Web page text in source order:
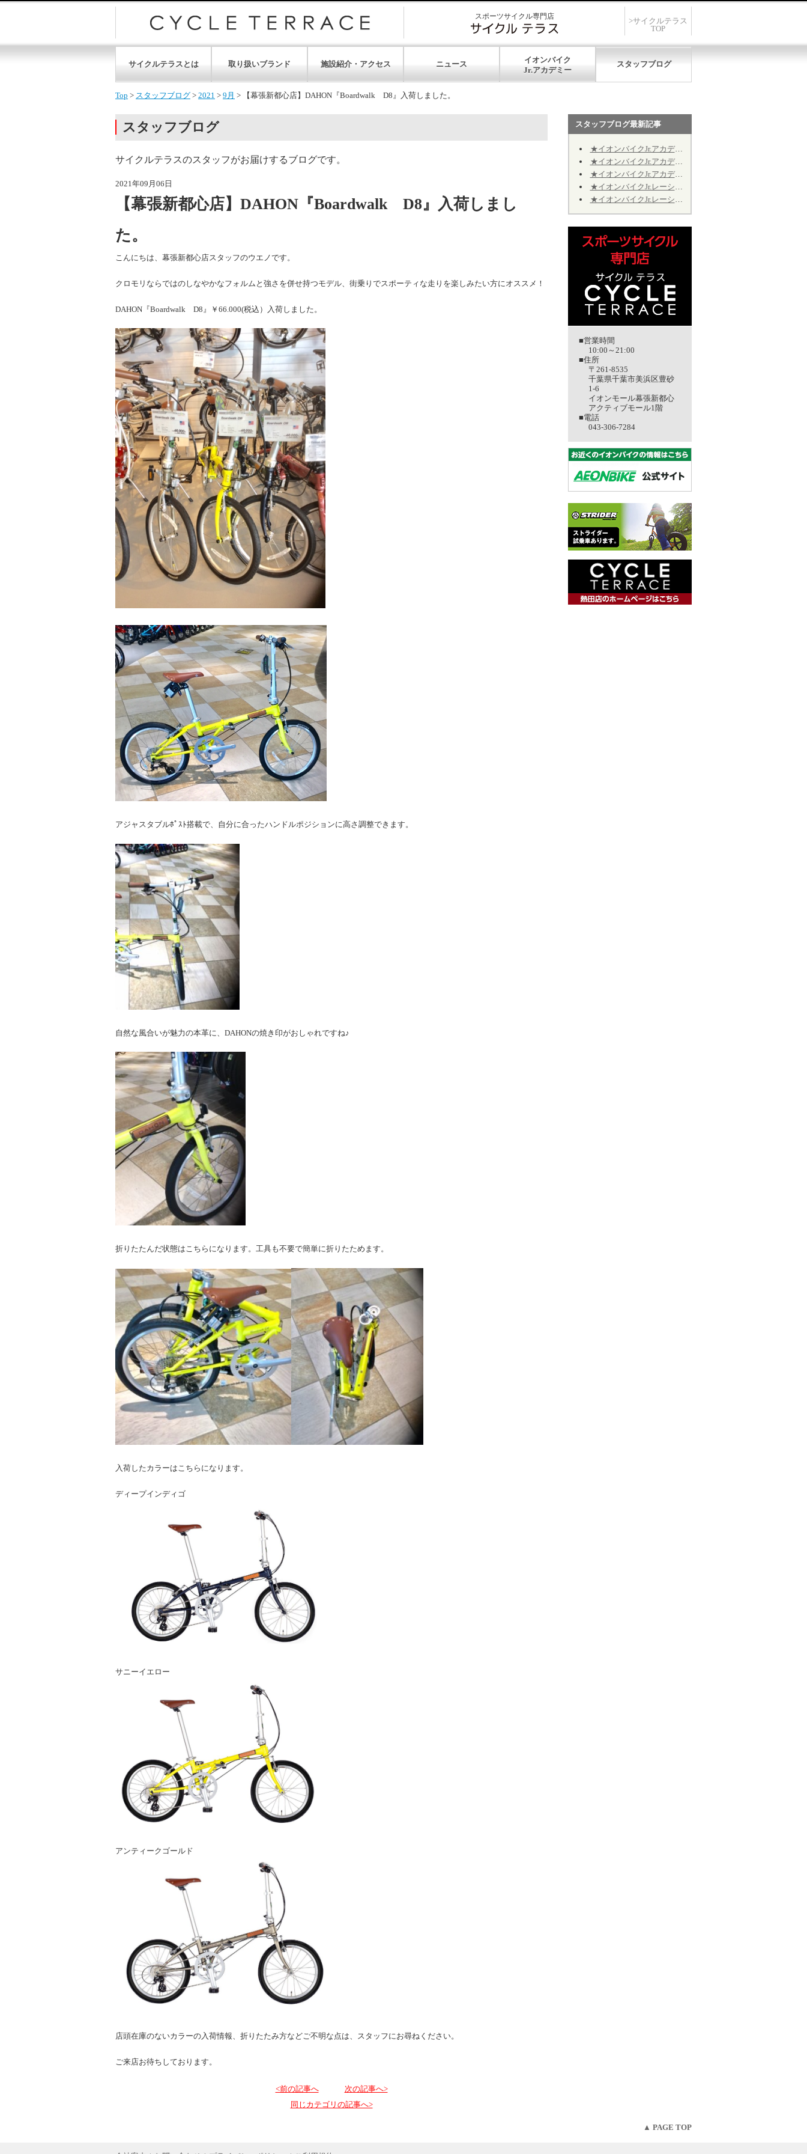
スポーツサイクル専門店
>サイクルテラス
TOP
サイクルテラスとは 取り扱いブランド 施設紹介・アクセス ニュース イオンバイク スタッフブログ
Top > スタッフブログ > 2021 > 9月 > 【幕張新都心店】DAHON『Boardwalk D8』入荷しました。
スタッフブログ
サイクルテラスのスタッフがお届けするブログです。
2021年09月06日
【幕張新都心店】DAHON『Boardwalk D8』入荷しまし
た。
こんにちは、幕張新都心店スタッフのウエノです。
クロモリならではのしなやかなフォルムと強さを併せ持つモデル、街乗りでスポーティな走りを楽しみたい方にオススメ！
DAHON『Boardwalk D8』￥66.000(税込）入荷しました。
アジャスタブルﾎﾟｽﾄ搭載で、自分に合ったハンドルポジションに高さ調整できます。
自然な風合いが魅力の本革に、DAHONの焼き印がおしゃれですね♪
折りたたんだ状態はこちらになります。工具も不要で簡単に折りたためます。
入荷したカラーはこちらになります。
ディープインディゴ
サニーイエロー
アンティークゴールド
店頭在庫のないカラーの入荷情報、折りたたみ方などご不明な点は、スタッフにお尋ねください。
ご来店お待ちしております。
<前の記事へ
次の記事へ>
同じカテゴリの記事へ>
スタッフブログ最新記事
★イオンバイクJr.アカデミー★第12期★第５回★明日7/19、開催致します★
★イオンバイクJr.アカデミー★第12期★第４回★明日7/11、振り替え開催致します★
★イオンバイクJr.アカデミー★第12期★2026年9月の開催日程のお知らせ
★イオンバイクJr.レーシング★第10期★2026年9月の予定★～Jr.アカデミーではありません～
★イオンバイクJr.レーシング★第10期★後半期ご継続のお手続きについて★※Jr.アカデミーではありません
■営業時間
10:00～21:00
■住所
〒261-8535
千葉県千葉市美浜区豊砂
1-6
イオンモール幕張新都心
アクティブモール1階
■電話
043-306-7284
▲ PAGE TOP